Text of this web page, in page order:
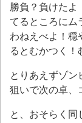
勝負？負けたよ
てるところにム
わねえべよ！穏
るとむかつく！
とりあえずゾン
狙いで次の卓、
と、おそらく同